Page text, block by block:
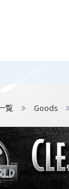
VIEW ALL...
覧 Goods